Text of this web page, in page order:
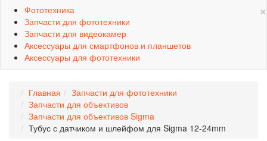
×
Фототехника
Запчасти для фототехники
Запчасти для видеокамер
Аксессуары для смартфонов и планшетов
Аксессуары для фототехники
Главная
Запчасти для фототехники
Запчасти для объективов
Запчасти для объективов Sigma
Тубус с датчиком и шлейфом для Sigma 12-24mm